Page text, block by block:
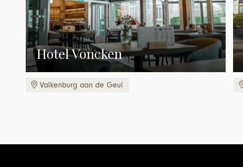
Hotel Voncken
Valkenburg aan de Geul